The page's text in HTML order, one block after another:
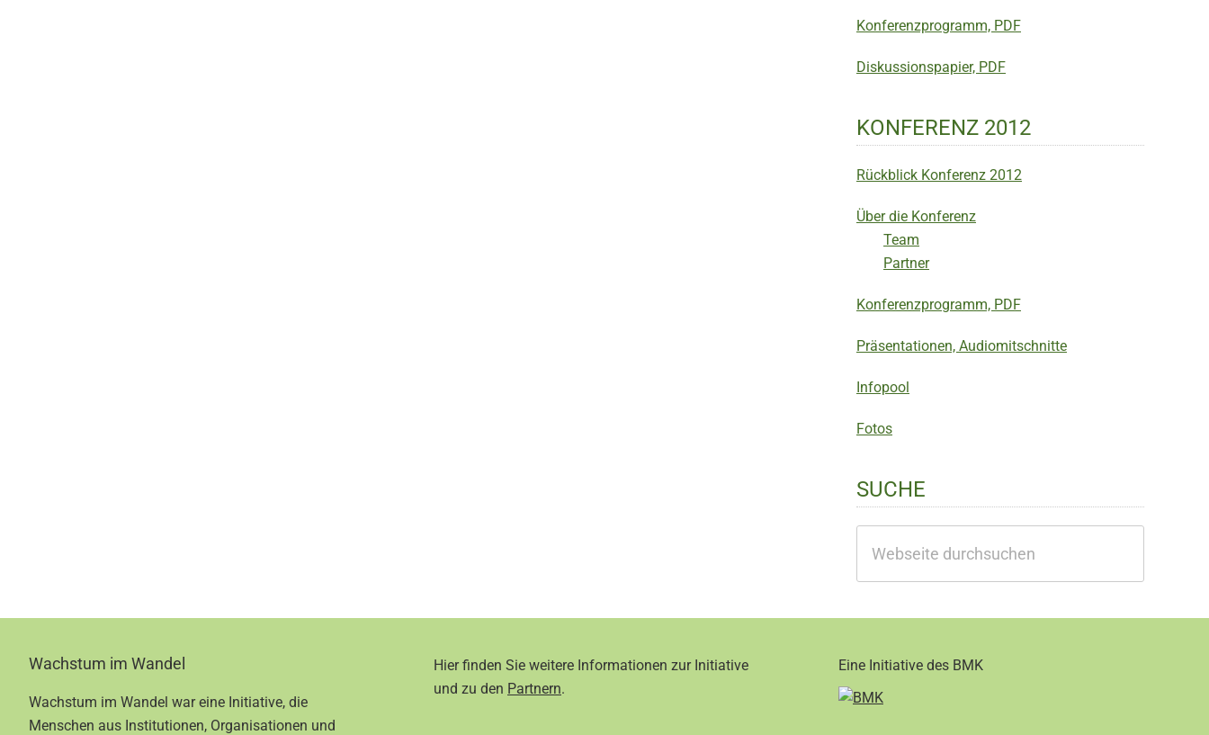
Konferenzprogramm, PDF
Diskussionspapier, PDF
KONFERENZ 2012
Rückblick Konferenz 2012
Über die Konferenz
Team
Partner
Konferenzprogramm, PDF
Präsentationen, Audiomitschnitte
Infopool
Fotos
SUCHE
durchsuchen
FooterWachstum im Wandel
Wachstum im Wandel war eine Initiative, die
Menschen aus Institutionen, Organisationen und
Hier finden Sie weitere Informationen zur Initiative
und zu den Partnern.
Eine Initiative des BMK